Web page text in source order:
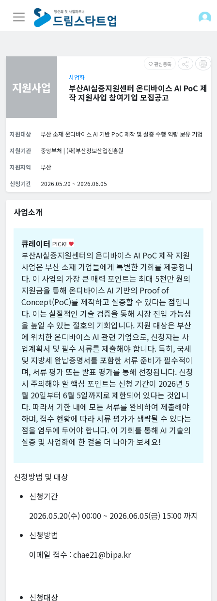
favorite_border 관심등록
지원사업
사업화
부산AI실증지원센터 온디바이스 AI PoC 제
작 지원사업 참여기업 모집공고
지원대상
부산 소재 온디바이스 AI 기반 PoC 제작 및 실증 수행 역량 보유 기업
지원기관
중앙부처 | (재)부산정보산업진흥원
지원지역
부산
신청기간
2026.05.20 ~ 2026.06.05
사업소개
큐레이터 PICK! favorite
부산AI실증지원센터의 온디바이스 AI PoC 제작 지원
사업은 부산 소재 기업들에게 특별한 기회를 제공합니
다. 이 사업의 가장 큰 매력 포인트는 최대 5천만 원의
지원금을 통해 온디바이스 AI 기반의 Proof of
Concept(PoC)를 제작하고 실증할 수 있다는 점입니
다. 이는 실질적인 기술 검증을 통해 시장 진입 가능성
을 높일 수 있는 절호의 기회입니다. 지원 대상은 부산
에 위치한 온디바이스 AI 관련 기업으로, 신청자는 사
업계획서 및 필수 서류를 제출해야 합니다. 특히, 국세
및 지방세 완납증명서를 포함한 서류 준비가 필수적이
며, 서류 평가 또는 발표 평가를 통해 선정됩니다. 신청
시 주의해야 할 핵심 포인트는 신청 기간이 2026년 5
월 20일부터 6월 5일까지로 제한되어 있다는 것입니
다. 따라서 기한 내에 모든 서류를 완비하여 제출해야
하며, 접수 현황에 따라 서류 평가가 생략될 수 있다는
점을 염두에 두어야 합니다. 이 기회를 통해 AI 기술의
실증 및 사업화에 한 걸음 더 나아가 보세요!
신청방법 및 대상
신청기간
2026.05.20(수) 00:00 ~ 2026.06.05(금) 15:00 까지
신청방법
이메일 접수 : chae21@bipa.kr
신청대상